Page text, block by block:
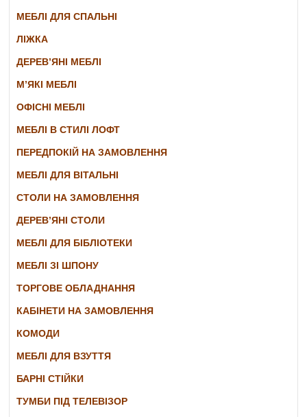
МЕБЛІ ДЛЯ СПАЛЬНІ
ЛІЖКА
ДЕРЕВ’ЯНІ МЕБЛІ
М’ЯКІ МЕБЛІ
ОФІСНІ МЕБЛІ
МЕБЛІ В СТИЛІ ЛОФТ
ПЕРЕДПОКІЙ НА ЗАМОВЛЕННЯ
МЕБЛІ ДЛЯ ВІТАЛЬНІ
СТОЛИ НА ЗАМОВЛЕННЯ
ДЕРЕВ’ЯНІ СТОЛИ
МЕБЛІ ДЛЯ БІБЛІОТЕКИ
МЕБЛІ ЗІ ШПОНУ
ТОРГОВЕ ОБЛАДНАННЯ
КАБІНЕТИ НА ЗАМОВЛЕННЯ
КОМОДИ
МЕБЛІ ДЛЯ ВЗУТТЯ
БАРНІ СТІЙКИ
ТУМБИ ПІД ТЕЛЕВІЗОР